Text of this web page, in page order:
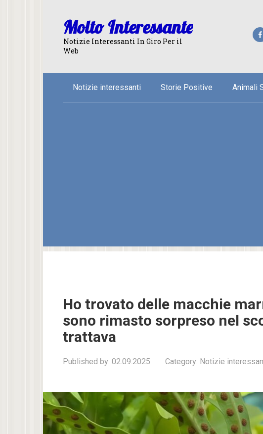
Molto Interessante
Notizie Interessanti In Giro Per il
Web
Notizie interessanti Storie Positive Animali
Ho trovato delle macchie
sono rimasto sorpreso nel
trattava
Published by: 02.09.2025 Category: Notizie